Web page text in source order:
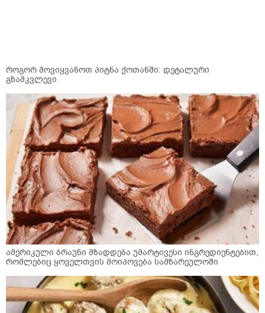
როგორ მოვიყვანოთ პიტნა ქოთანში: დეტალური
გზამკვლევი
ამერიკული ბრაუნი მზადდება უმარტივესი ინგრედიენტებით,
რომლებიც ყოველთვის მოიპოვება სამზარეულოში